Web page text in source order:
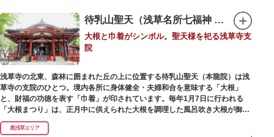
末に活躍した新選組沖田総司の終焉の地の碑も佇んでいます。また、浅草名
所七福神の福禄寿が祀られており、七福神詣りの参拝客でも賑わうスポット
です。
待乳山聖天（浅草名所七福神 毘沙門天）
大根と巾着がシンボル。聖天様を祀る浅草寺支
院
浅草寺の北東、森林に囲まれた丘の上に位置する待乳山聖天（本龍院）は浅
草寺の支院のひとつ。境内各所に身体健全・夫婦和合を意味する「大根」
と、財福の功徳を表す「巾着」が印されています。毎年1月7日に行われる
「大根まつり」は、正月中に供えられた大根を調理した風呂吹き大根が御神
酒とともに参拝者に振る舞われるイベント。聖天様のお下がりの大根をいた
だくことで、心身健康のご利益があるそうです。
奥浅草エリア